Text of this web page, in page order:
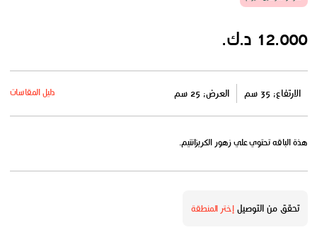
12.000 د.ك.
الارتفاع: 35 سم العرض: 25 سم دليل المقاسات
هذة الباقه تحتوي علي زهور الكريزانتيم.
تحقق من التوصيلإختر المنطقة